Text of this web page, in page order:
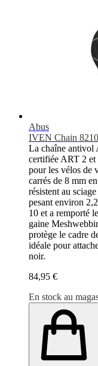
Abus
IVEN Chain
La chaîne antivol
certifiée ART 2 et
pour les vélos de
carrés de 8 mm
résistent au
pesant environ
10 et a remporté
gaine
protège le cadre
idéale pour
noir.
84,95 €
En stock au